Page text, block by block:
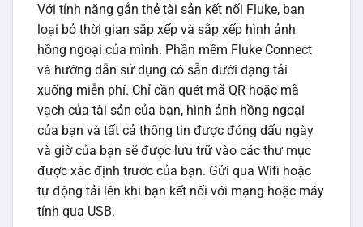
Với tính năng gắn thẻ tài sản kết nối Fluke, bạn
loại bỏ thời gian sắp xếp và sắp xếp hình ảnh
hồng ngoại của mình. Phần mềm Fluke Connect
và hướng dẫn sử dụng có sẵn dưới dạng tải
xuống miễn phí. Chỉ cần quét mã QR hoặc mã
vạch của tài sản của bạn, hình ảnh hồng ngoại
của bạn và tất cả thông tin được đóng dấu ngày
và giờ của bạn sẽ được lưu trữ vào các thư mục
được xác định trước của bạn. Gửi qua Wifi hoặc
tự động tải lên khi bạn kết nối với mạng hoặc máy
tính qua USB.